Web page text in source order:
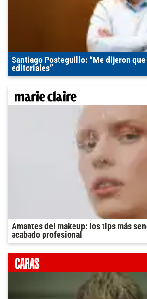
Santiago Posteguillo: “Me dijeron que
editoriales”
Amantes del makeup: los tips más
acabado profesional